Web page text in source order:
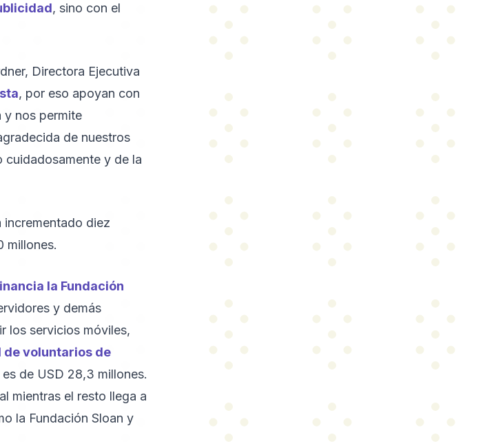
, sino con el
Directora Ejecutiva
, por eso apoyan con
y nos permite
de nuestros
cuidadosamente y de la
incrementado diez
millones.
la Fundación
y demás
los servicios móviles,
de voluntarios de
de USD 28,3 millones.
mientras el resto llega a
la Fundación Sloan y